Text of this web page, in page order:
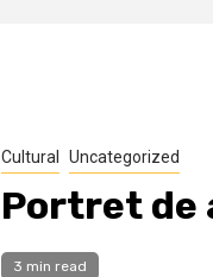
Cultural Uncategorized
Portret de
3 min read